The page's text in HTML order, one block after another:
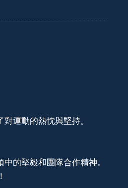
運動的熱忱與堅持。
的堅毅和團隊合作精神。